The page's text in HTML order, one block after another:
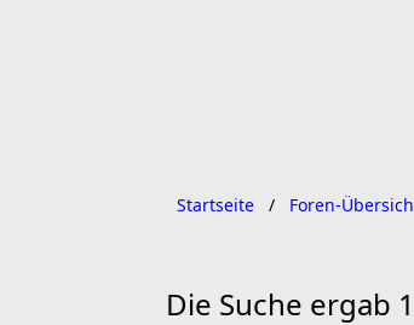
Startseite Foren-
Die Suche ergab